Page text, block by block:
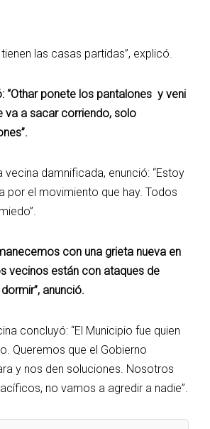
las casas partidas”, explicó.
“Othar ponete los pantalones y veni
va a sacar corriendo, solo
vecina damnificada, enunció: “Estoy
por el movimiento que hay. Todos
con una grieta nueva en
vecinos están con ataques de
anunció.
concluyó: “El Municipio fue quien
Queremos que el Gobierno
y nos den soluciones. Nosotros
no vamos a agredir a nadie”.